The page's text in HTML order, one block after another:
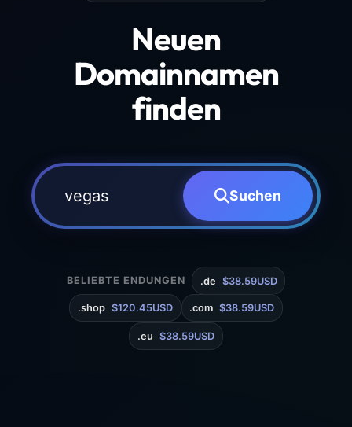
Neuen
Domainnamen
finden
Suchen
BELIEBTE ENDUNGEN .de $38.59USD
.shop $120.45USD .com $38.59USD
.eu $38.59USD